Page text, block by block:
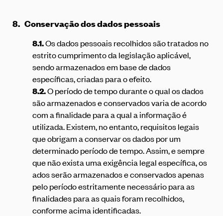
8. Conservação dos dados pessoais
8.1.Os dados pessoais recolhidos são tratados no
estrito cumprimento da legislação aplicável,
sendo armazenados em base de dados
específicas, criadas para o efeito.
8.2.O período de tempo durante o qual os dados
são armazenados e conservados varia de acordo
com a finalidade para a qual a informação é
utilizada. Existem, no entanto, requisitos legais
que obrigam a conservar os dados por um
determinado período de tempo. Assim, e sempre
que não exista uma exigência legal específica, os
ados serão armazenados e conservados apenas
pelo período estritamente necessário para as
finalidades para as quais foram recolhidos,
conforme acima identificadas.